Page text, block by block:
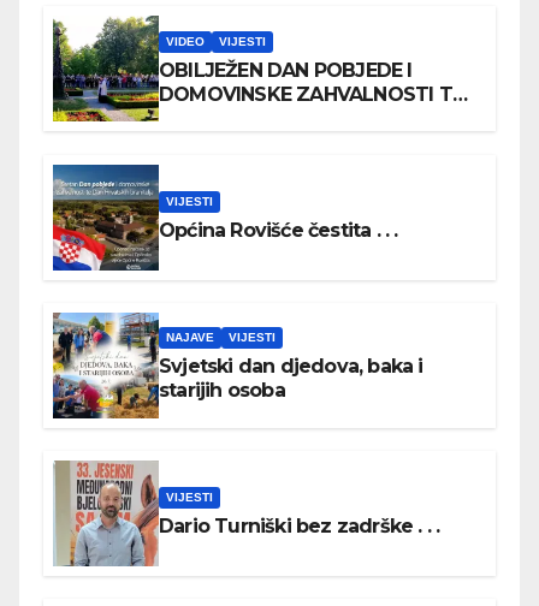
VIDEO VIJESTI
OBILJEŽEN DAN POBJEDE I
DOMOVINSKE ZAHVALNOSTI TE
VIJESTI
Općina Rovišće čestita . . .
NAJAVE VIJESTI
Svjetski dan djedova, baka i
starijih osoba
VIJESTI
Dario Turniški bez zadrške . . .